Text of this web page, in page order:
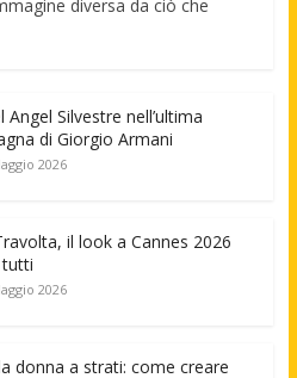
diversa da ciò che
Angel Silvestre nell’ultima
di Giorgio Armani
2026
il look a Cannes 2026
2026
donna a strati: come creare